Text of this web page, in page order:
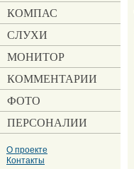
КОМПАС
СЛУХИ
МОНИТОР
КОММЕНТАРИИ
ФОТО
ПЕРСОНАЛИИ
О проекте
Контакты